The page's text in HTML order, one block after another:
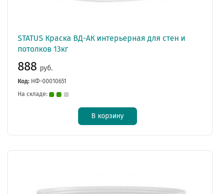
STATUS Краска ВД-АК интерьерная для стен и
потолков 13кг
888 руб.
Код: НФ-00010651
На складе:
В корзину